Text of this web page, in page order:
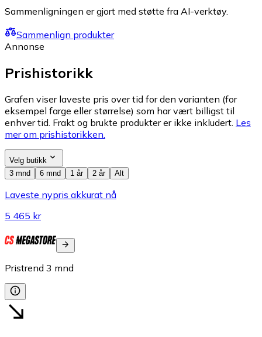
Sammenligningen er gjort med støtte fra AI-verktøy.
Sammenlign produkter
Annonse
Prishistorikk
Grafen viser laveste pris over tid for den varianten (for
eksempel farge eller størrelse) som har vært billigst til
enhver tid. Frakt og brukte produkter er ikke inkludert. Les
mer om prishistorikken.
Velg butikk
3 mnd
6 mnd 1 år 2 år Alt
Laveste nypris akkurat nå
5 465 kr
Pristrend 3 mnd